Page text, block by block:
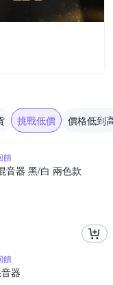
挑戰低價 價格低到
饋
音器 黑/白 兩色款
饋
器